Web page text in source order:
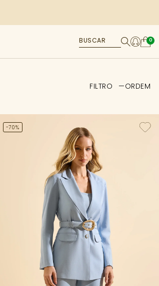
0
FILTRO ORDEM
-70%